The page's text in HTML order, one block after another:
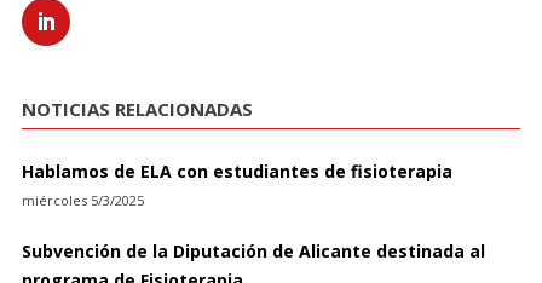
NOTICIAS RELACIONADAS
Hablamos de ELA con estudiantes de fisioterapia
miércoles 5/3/2025
Subvención de la Diputación de Alicante destinada al